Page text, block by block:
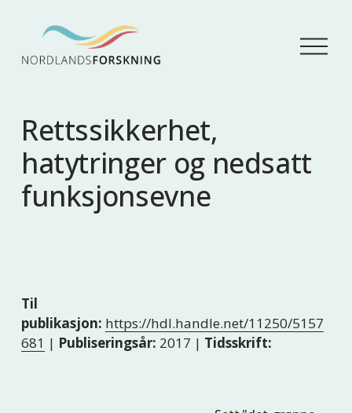
Å
p
Rettssikkerhet,
hatytringer og nedsatt
funksjonsevne
Til
publikasjon: https://hdl.handle.net/11250/5157
681 | Publiseringsår: 2017 | Tidsskrift: